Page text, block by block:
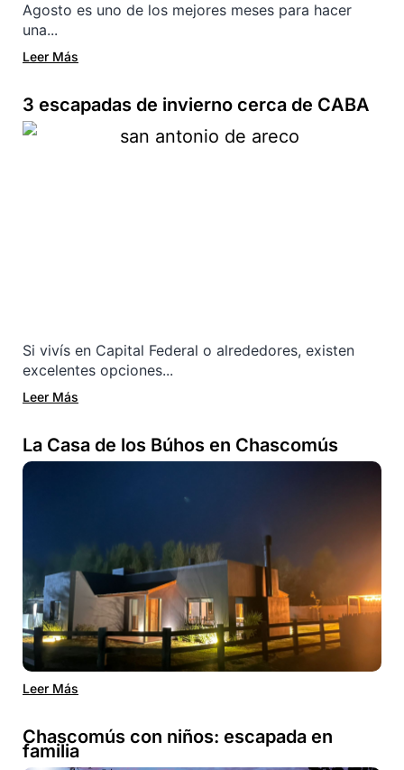
Agosto es uno de los mejores meses para hacer
una...
Leer Más
3 escapadas de invierno cerca de CABA
Si vivís en Capital Federal o alrededores, existen
excelentes opciones...
Leer Más
La Casa de los Búhos en Chascomús
Leer Más
Chascomús con niños: escapada en
familia